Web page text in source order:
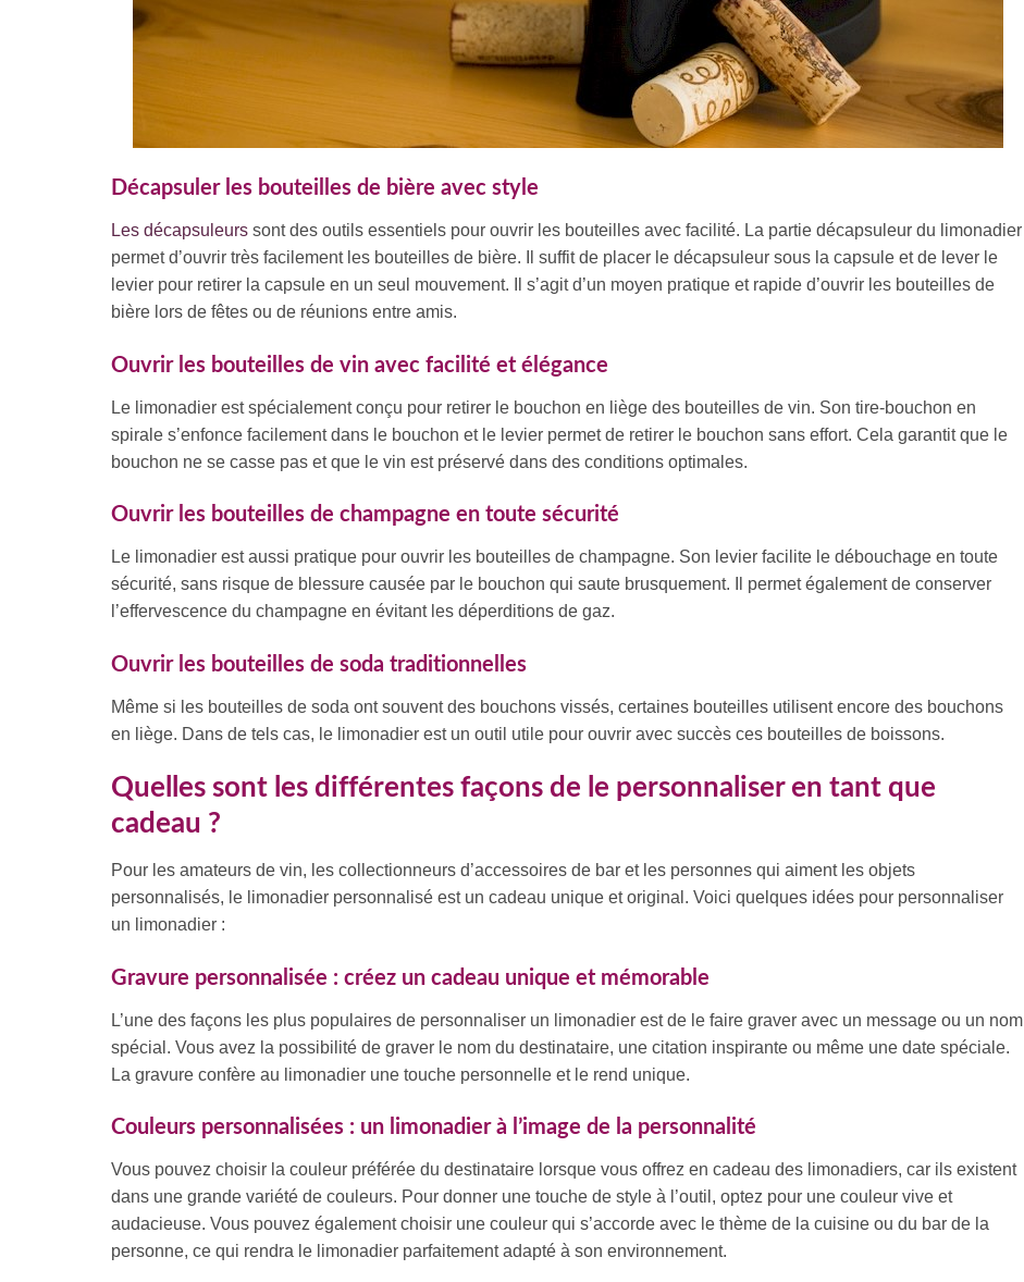
Décapsuler les bouteilles de bière avec style
Les décapsuleurs sont des outils essentiels pour ouvrir les bouteilles avec facilité. La partie décapsuleur du limonadier
permet d’ouvrir très facilement les bouteilles de bière. Il suffit de placer le décapsuleur sous la capsule et de lever le
levier pour retirer la capsule en un seul mouvement. Il s’agit d’un moyen pratique et rapide d’ouvrir les bouteilles de
bière lors de fêtes ou de réunions entre amis.
Ouvrir les bouteilles de vin avec facilité et élégance
Le limonadier est spécialement conçu pour retirer le bouchon en liège des bouteilles de vin. Son tire-bouchon en
spirale s’enfonce facilement dans le bouchon et le levier permet de retirer le bouchon sans effort. Cela garantit que le
bouchon ne se casse pas et que le vin est préservé dans des conditions optimales.
Ouvrir les bouteilles de champagne en toute sécurité
Le limonadier est aussi pratique pour ouvrir les bouteilles de champagne. Son levier facilite le débouchage en toute
sécurité, sans risque de blessure causée par le bouchon qui saute brusquement. Il permet également de conserver
l’effervescence du champagne en évitant les déperditions de gaz.
Ouvrir les bouteilles de soda traditionnelles
Même si les bouteilles de soda ont souvent des bouchons vissés, certaines bouteilles utilisent encore des bouchons
en liège. Dans de tels cas, le limonadier est un outil utile pour ouvrir avec succès ces bouteilles de boissons.
Quelles sont les différentes façons de le personnaliser en tant que
cadeau ?
Pour les amateurs de vin, les collectionneurs d’accessoires de bar et les personnes qui aiment les objets
personnalisés, le limonadier personnalisé est un cadeau unique et original. Voici quelques idées pour personnaliser
un limonadier :
Gravure personnalisée : créez un cadeau unique et mémorable
L’une des façons les plus populaires de personnaliser un limonadier est de le faire graver avec un message ou un nom
spécial. Vous avez la possibilité de graver le nom du destinataire, une citation inspirante ou même une date spéciale.
La gravure confère au limonadier une touche personnelle et le rend unique.
Couleurs personnalisées : un limonadier à l’image de la personnalité
Vous pouvez choisir la couleur préférée du destinataire lorsque vous offrez en cadeau des limonadiers, car ils existent
dans une grande variété de couleurs. Pour donner une touche de style à l’outil, optez pour une couleur vive et
audacieuse. Vous pouvez également choisir une couleur qui s’accorde avec le thème de la cuisine ou du bar de la
personne, ce qui rendra le limonadier parfaitement adapté à son environnement.